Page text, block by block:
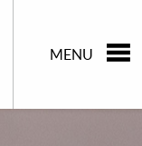
MENU